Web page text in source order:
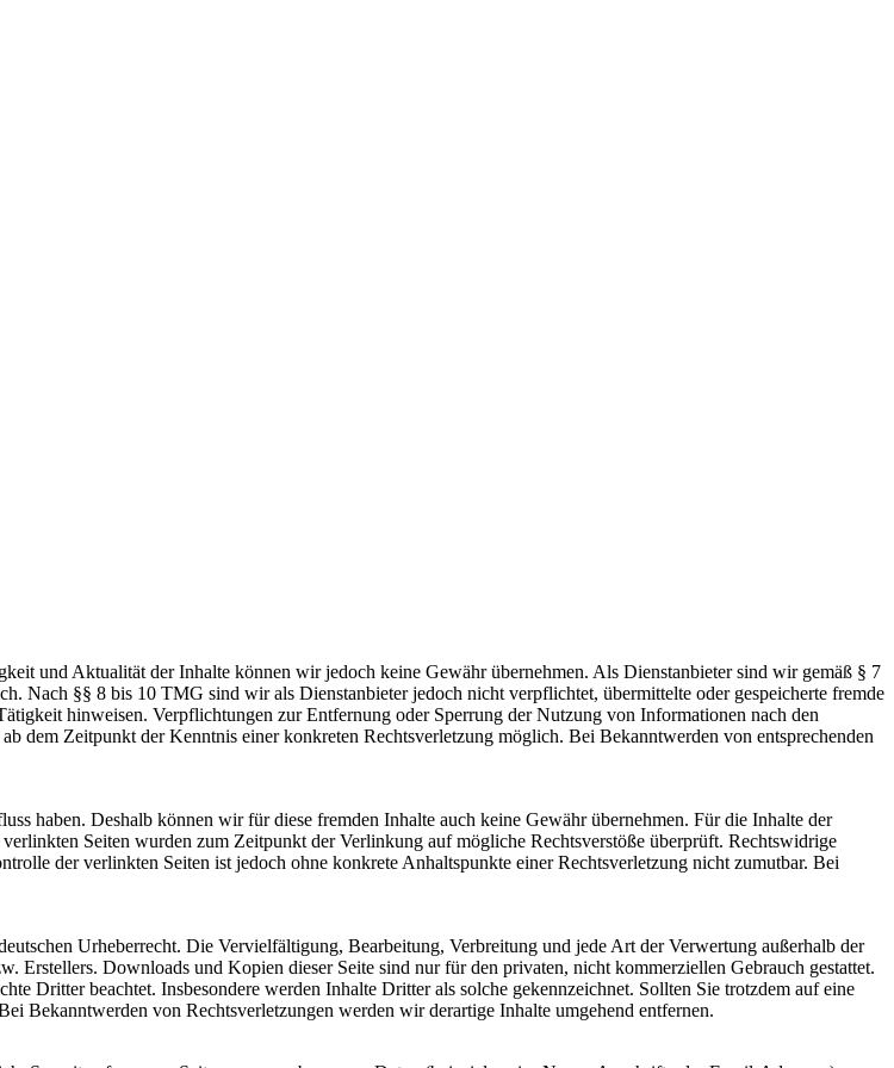
und Aktualität der Inhalte können wir jedoch keine Gewähr übernehmen. Als Dienstanbieter sind wir gemäß § 7
Nach §§ 8 bis 10 TMG sind wir als Dienstanbieter jedoch nicht verpflichtet, übermittelte oder gespeicherte fremde
hinweisen. Verpflichtungen zur Entfernung oder Sperrung der Nutzung von Informationen nach den
dem Zeitpunkt der Kenntnis einer konkreten Rechtsverletzung möglich. Bei Bekanntwerden von entsprechenden
haben. Deshalb können wir für diese fremden Inhalte auch keine Gewähr übernehmen. Für die Inhalte der
Seiten wurden zum Zeitpunkt der Verlinkung auf mögliche Rechtsverstöße überprüft. Rechtswidrige
der verlinkten Seiten ist jedoch ohne konkrete Anhaltspunkte einer Rechtsverletzung nicht zumutbar. Bei
Urheberrecht. Die Vervielfältigung, Bearbeitung, Verbreitung und jede Art der Verwertung außerhalb der
Erstellers. Downloads und Kopien dieser Seite sind nur für den privaten, nicht kommerziellen Gebrauch gestattet.
Dritter beachtet. Insbesondere werden Inhalte Dritter als solche gekennzeichnet. Sollten Sie trotzdem auf eine
Bekanntwerden von Rechtsverletzungen werden wir derartige Inhalte umgehend entfernen.